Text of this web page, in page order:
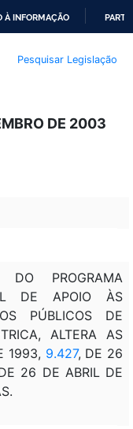
À INFORMAÇÃO
Pesquisar Legislação
DE 2003
PROGRAMA
DE APOIO ÀS
PÚBLICOS DE
ALTERA AS
1993, 9.427, DE 26
26 DE ABRIL DE